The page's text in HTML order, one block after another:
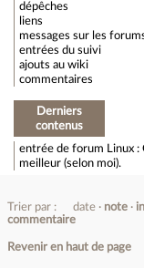
dépêches
liens
messages sur les
entrées du suivi
ajouts au wiki
commentaires
Derniers
contenus
entrée de forum
Linux
meilleur (selon moi).
Trier par : date note
commentaire
Revenir en haut de page